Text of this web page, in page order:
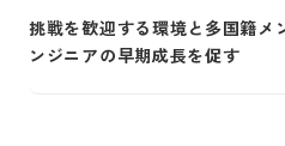
挑戦を歓迎する環境と多国籍メ
ンジニアの早期成長を促す